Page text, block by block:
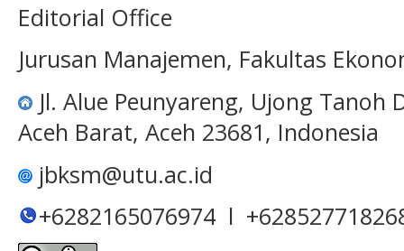
Editorial Office
Jurusan Manajemen, Fakultas
Jl. Alue Peunyareng, Ujong
Aceh Barat, Aceh 23681, Indonesia
jbksm@utu.ac.id
+6282165076974 l